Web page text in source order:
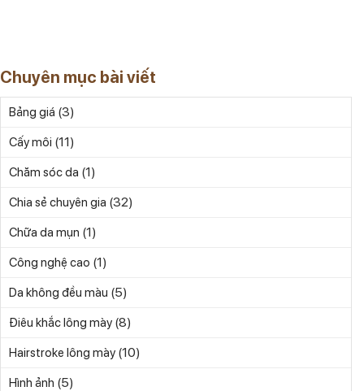
Chuyên mục bài viết
Bảng giá (3)
Cấy môi (11)
Chăm sóc da (1)
Chia sẻ chuyên gia (32)
Chữa da mụn (1)
Công nghệ cao (1)
Da không đều màu (5)
Điêu khắc lông mày (8)
Hairstroke lông mày (10)
Hình ảnh (5)